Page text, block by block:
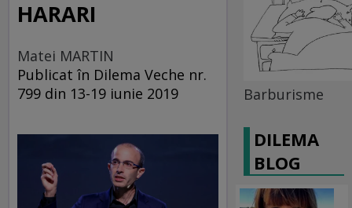
HARARI
Matei MARTIN
Publicat în Dilema Veche nr.
799 din 13-19 iunie 2019
Barburisme
DILEMA
BLOG